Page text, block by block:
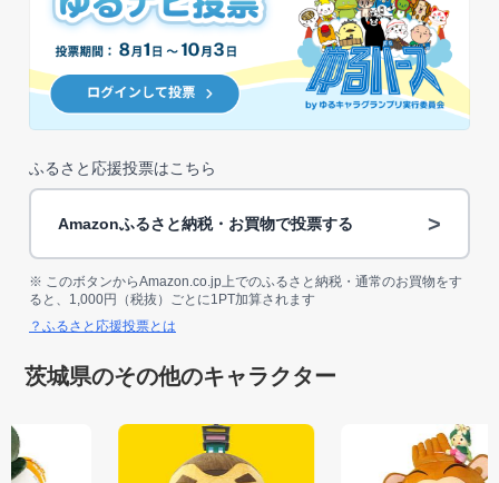
ふるさと応援投票はこちら
Amazonふるさと納税・お買物で投票する >
※ このボタンからAmazon.co.jp上でのふるさと納税・通常のお買物をす
ると、1,000円（税抜）ごとに1PT加算されます
？ふるさと応援投票とは
茨城県のその他のキャラクター